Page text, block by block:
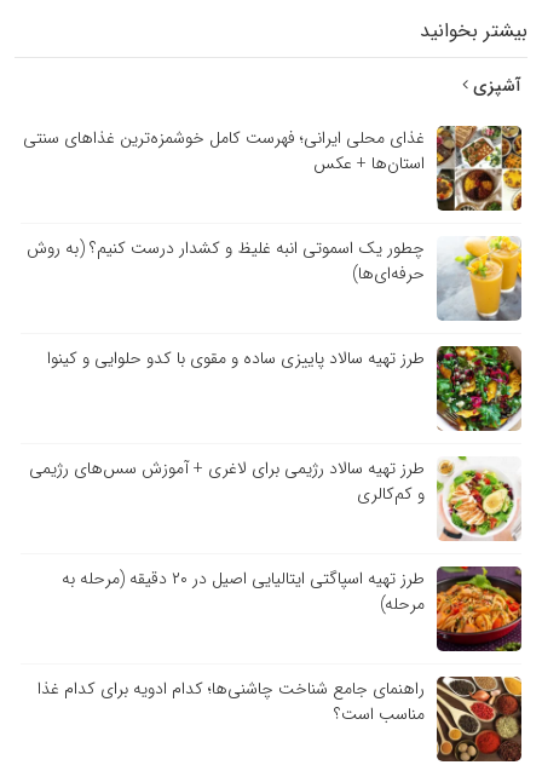
بیشتر بخوانید
آشپزی
غذای محلی ایرانی؛ فهرست کامل خوشمزه‌ترین غذاهای سنتی
استان‌ها + عکس
چطور یک اسموتی انبه غلیظ و کشدار درست کنیم؟ (به روش
حرفه‌ای‌ها)
طرز تهیه سالاد پاییزی ساده و مقوی با کدو حلوایی و کینوا
طرز تهیه سالاد رژیمی برای لاغری + آموزش سس‌های رژیمی
و کم‌کالری
طرز تهیه اسپاگتی ایتالیایی اصیل در ۲۰ دقیقه (مرحله به
مرحله)
راهنمای جامع شناخت چاشنی‌ها؛ کدام ادویه برای کدام غذا
مناسب است؟